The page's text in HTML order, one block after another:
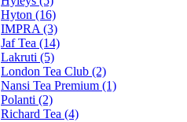
Hyton (16)
IMPRA (3)
Jaf Tea (14)
Lakruti (5)
London Tea Club (2)
Nansi Tea Premium (1)
Polanti (2)
Richard Tea (4)